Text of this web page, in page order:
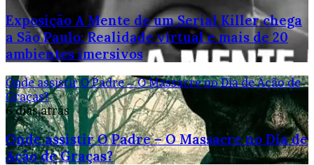
Exposição A Mente de um Serial Killer chega
a São Paulo: Realidade virtual e mais de 20
ambientes imersivos
Onde assistir O Padre – O Massacre no Dia de Ação de
Graças?
6 dias atrás
Onde assistir O Padre – O Massacre no Dia de
Ação de Graças?